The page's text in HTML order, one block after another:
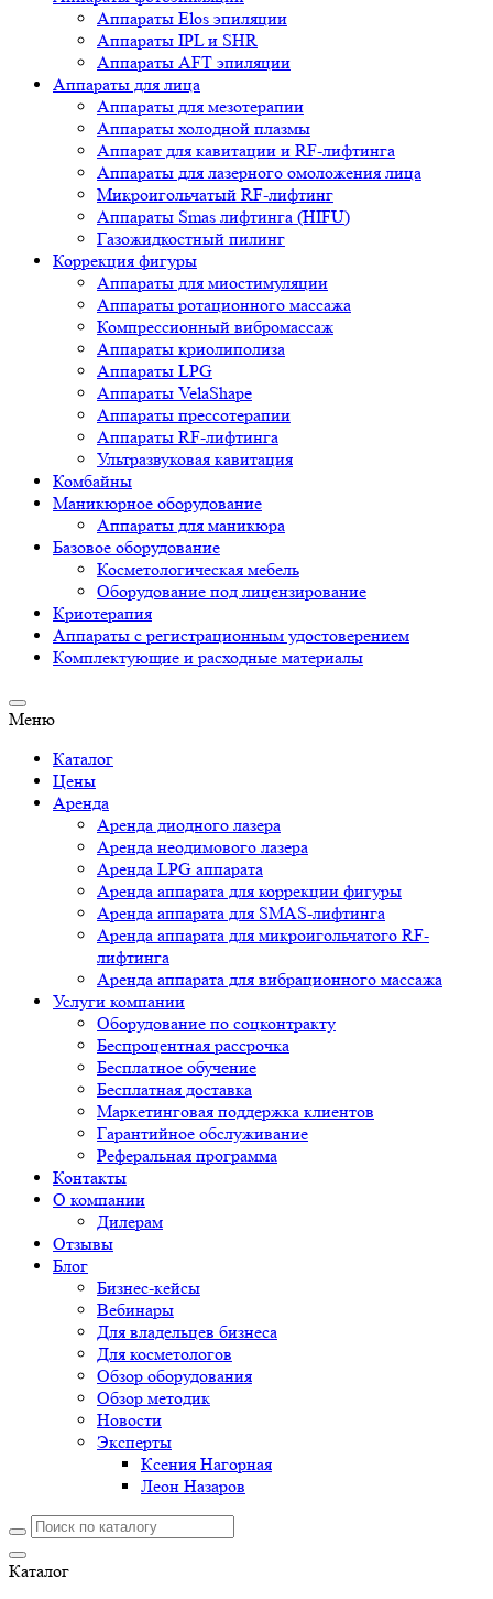
Аппараты Elos эпиляции
Аппараты IPL и SHR
Аппараты AFT эпиляции
Аппараты для лица
Аппараты для мезотерапии
Аппараты холодной плазмы
Аппарат для кавитации и RF-лифтинга
Аппараты для лазерного омоложения лица
Микроигольчатый RF-лифтинг
Аппараты Smas лифтинга (HIFU)
Газожидкостный пилинг
Коррекция фигуры
Аппараты для миостимуляции
Аппараты ротационного массажа
Компрессионный вибромассаж
Аппараты криолиполиза
Аппараты LPG
Аппараты VelaShape
Аппараты прессотерапии
Аппараты RF-лифтинга
Ультразвуковая кавитация
Комбайны
Маникюрное оборудование
Аппараты для маникюра
Базовое оборудование
Косметологическая мебель
Оборудование под лицензирование
Криотерапия
Аппараты c регистрационным удостоверением
Комплектующие и расходные материалы
Меню
Каталог
Цены
Аренда
Аренда диодного лазера
Аренда неодимового лазера
Аренда LPG аппарата
Аренда аппарата для коррекции фигуры
Аренда аппарата для SMAS-лифтинга
Аренда аппарата для микроигольчатого RF-
лифтинга
Аренда аппарата для вибрационного массажа
Услуги компании
Оборудование по соцконтракту
Беспроцентная рассрочка
Бесплатное обучение
Бесплатная доставка
Маркетинговая поддержка клиентов
Гарантийное обслуживание
Реферальная программа
Контакты
О компании
Дилерам
Отзывы
Блог
Бизнес-кейсы
Вебинары
Для владельцев бизнеса
Для косметологов
Обзор оборудования
Обзор методик
Новости
Эксперты
Ксения Нагорная
Леон Назаров
Каталог